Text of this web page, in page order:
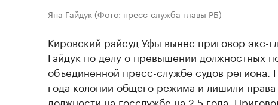
Яна Гайдук (Фото: пресс-служба главы РБ)
Кировский райсуд Уфы вынес приговор экс-
Гайдук по делу о превышении должностных
объединенной пресс-службе судов региона.
года колонии общего режима и лишили
должности на госслужбе на 2,5 года.